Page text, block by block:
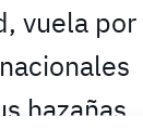
vuela por
hazañas